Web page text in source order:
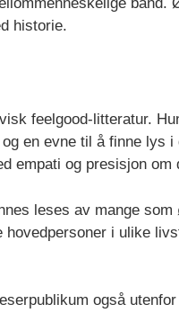
historie.
feelgood-litteratur.
en evne til å finne lys
empati og presisjon
leses av mange
i ulike
også